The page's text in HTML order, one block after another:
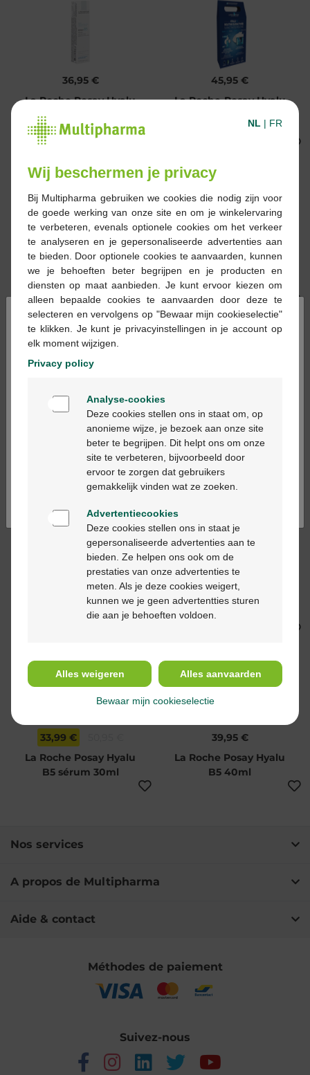
36,95 €
La Roche Posay Hyalu
B5 crème yeux 15ml
45,95 €
La Roche-Posay Hyalu
SPF30 50ml + HB5 10ml
46,50 €
La Roche Posay Hyalu
B5 Crème 50ml
40,25 €
La Roche Posay Hyalu
B5 Crème Refill 50ml
45,95 €
La Roche-Posay Hyalu
B5 Gift Set Cream 50ml
+ HB5 10ml
40,95 €
La Roche Posay Hyalu
B5 aqua gel SPF30
30ml
33,95 €
La Roche Posay Hyalu
B5 Matte Gel 40ml
46,50 €
La Roche Posay Hyalu
B5 Crème SPF30 50ml
-33%*
33,99 €
La Roche Posay Hyalu
B5 sérum 30ml
39,95 €
La Roche Posay Hyalu
B5 40ml
Nos services
A propos de Multipharma
Aide & contact
Méthodes de paiement
Suivez-nous
×
Bienvenue
Ga verder in het nederlands
Continuez en français
NL | FR
Wij beschermen je privacy
Bij Multipharma gebruiken we cookies die nodig zijn voor
de goede werking van onze site en om je winkelervaring
te verbeteren, evenals optionele cookies om het verkeer
te analyseren en je gepersonaliseerde advertenties aan
te bieden. Door optionele cookies te aanvaarden, kunnen
we je behoeften beter begrijpen en je producten en
diensten op maat aanbieden. Je kunt ervoor kiezen om
alleen bepaalde cookies te aanvaarden door deze te
selecteren en vervolgens op "Bewaar mijn cookieselectie"
te klikken. Je kunt je privacyinstellingen in je account op
elk moment wijzigen.
Privacy policy
Analyse-cookies
Deze cookies stellen ons in staat om, op
anonieme wijze, je bezoek aan onze site
beter te begrijpen. Dit helpt ons om onze
site te verbeteren, bijvoorbeeld door
ervoor te zorgen dat gebruikers
gemakkelijk vinden wat ze zoeken.
Advertentiecookies
Deze cookies stellen ons in staat je
gepersonaliseerde advertenties aan te
bieden. Ze helpen ons ook om de
prestaties van onze advertenties te
meten. Als je deze cookies weigert,
kunnen we je geen advertentties sturen
die aan je behoeften voldoen.
Alles weigeren Alles aanvaarden
Bewaar mijn cookieselectie